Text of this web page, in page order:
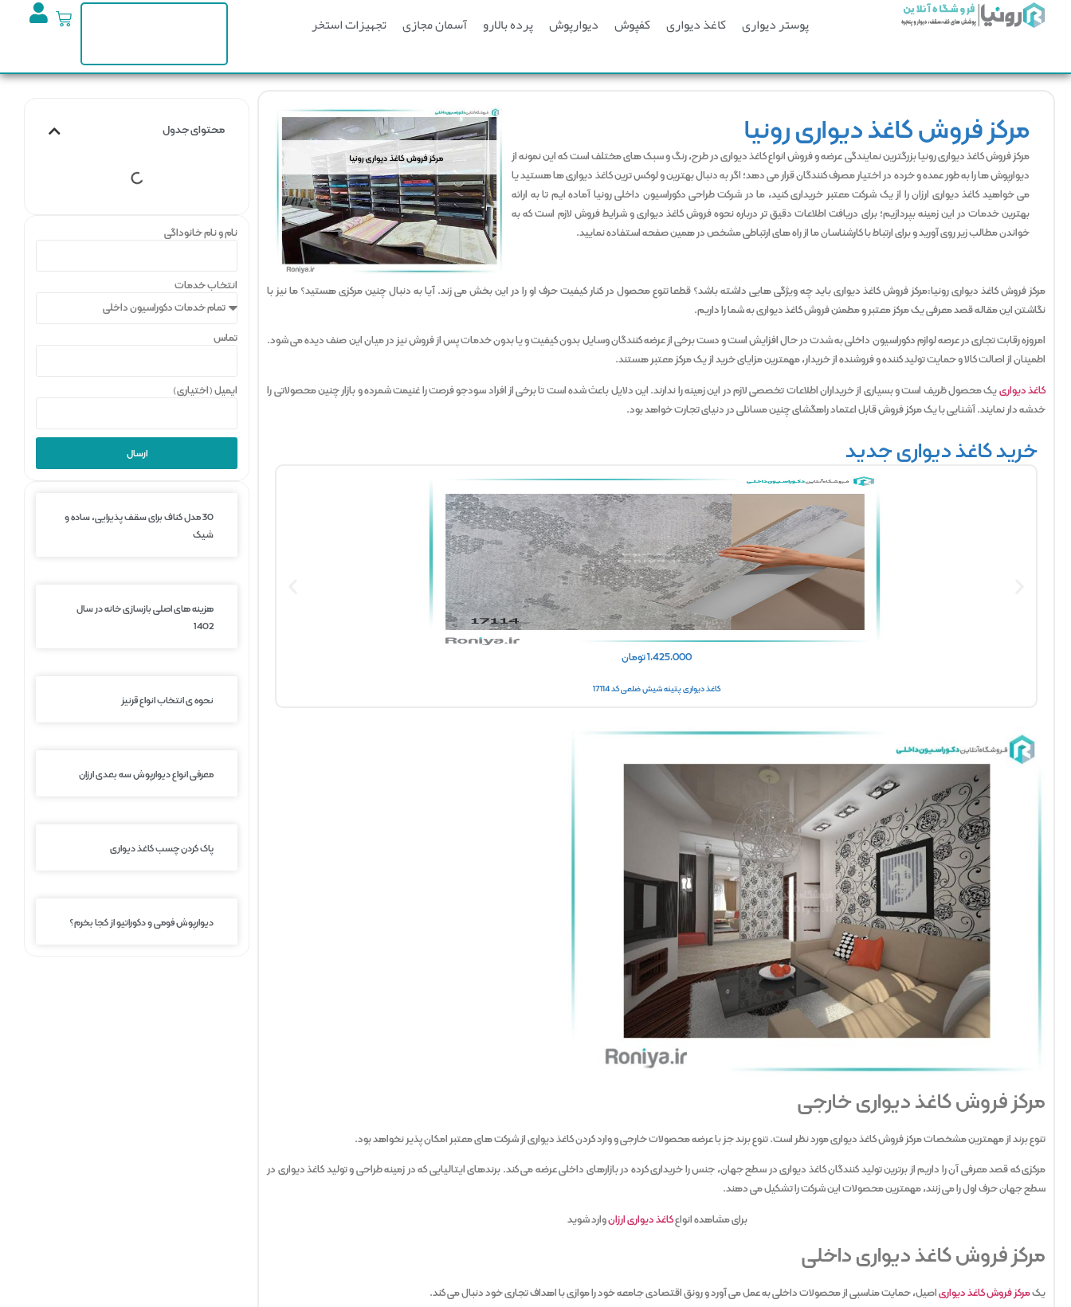
پوستر دیواری کاغذ دیواری کفپوش دیوارپوش پرده بالارو آسمان مجازی تجهیزات استخر
مرکز فروش کاغذ دیواری رونیا
مرکز فروش کاغذ دیواری رونیا بزرگترین نمایندگی عرضه و فروش انواع کاغذ دیواری در طرح، رنگ و سبک های مختلف است که این نمونه از
دیوارپوش ها را به طور عمده و خرده در اختیار مصرف کنندگان قرار می دهد؛ اگر به دنبال بهترین و لوکس ترین کاغذ دیواری ها هستید یا
می خواهید کاغذ دیواری ارزان را از یک شرکت معتبر خریداری کنید، ما در شرکت طراحی دکوراسیون داخلی رونیا آماده ایم تا به ارائه
بهترین خدمات در این زمینه بپردازیم؛ برای دریافت اطلاعات دقیق تر درباره نحوه فروش کاغذ دیواری و شرایط فروش لازم است که به
خواندن مطالب زیر روی آورید و برای ارتباط با کارشناسان ما از راه های ارتباطی مشخص در همین صفحه استفاده نمایید.
مرکز فروش کاغذ دیواری رونیا:مرکز فروش کاغذ دیواری باید چه ویژگی هایی داشته باشد؟ قطعا تنوع محصول در کنار کیفیت حرف او را در این بخش می زند. آیا به دنبال چنین مرکزی هستید؟ ما نیز با
نگاشتن این مقاله قصد معرفی یک مرکز معتبر و مطمئن فروش کاغذ دیواری به شما را داریم.
امروزه رقابت تجاری در عرصه لوازم دکوراسیون داخلی به شدت در حال افزایش است و دست برخی از عرضه کنندگان وسایل بدون کیفیت و یا بدون خدمات پس از فروش نیز در میان این صنف دیده می شود.
اطمینان از اصالت کالا و حمایت تولید کننده و فروشنده از خریدار، مهمترین مزایای خرید از یک مرکز معتبر هستند.
کاغذ دیوارییک محصول ظریف است و بسیاری از خریداران اطلاعات تخصصی لازم در این زمینه را ندارند. این دلایل باعث شده است تا برخی از افراد سودجو فرصت را غنیمت شمرده و بازار چنین محصولاتی را
خدشه دار نمایند. آشنایی با یک مرکز فروش قابل اعتماد راهگشای چنین مسائلی در دنیای تجارت خواهد بود.
خرید کاغذ دیواری جدید
1,425,000تومان
کاغذ دیواری پتینه شیش ضلعی کد 17114
مرکز فروش کاغذ دیواری خارجی
تنوع برند از مهمترین مشخصات مرکز فروش کاغذ دیواری مورد نظر است. تنوع برند جز با عرضه محصولات خارجی و وارد کردن کاغذ دیواری از شرکت های معتبر امکان پذیر نخواهد بود.
مرکزی که قصد معرفی آن را داریم از برترین تولید کنندگان کاغذ دیواری در سطح جهان، جنس را خریداری کرده در بازارهای داخلی عرضه می کند. برندهای ایتالیایی که در زمینه طراحی و تولید کاغذ دیواری در
سطح جهان حرف اول را می زنند، مهمترین محصولات این شرکت را تشکیل می دهند.
برای مشاهده انواعکاغذ دیواری ارزانوارد شوید
مرکز فروش کاغذ دیواری داخلی
یکمرکز فروش کاغذ دیواریاصیل، حمایت مناسبی از محصولات داخلی به عمل می آورد و رونق اقتصادی جامعه خود را موازی با اهداف تجاری خود دنبال می کند.
محتوای جدول
نام و نام خانوداگی
انتخاب خدمات
تماس
ایمیل (اختیاری)
ارسال
30 مدل کناف برای سقف پذیرایی، ساده و
شیک
هزینه های اصلی بازسازی خانه در سال
1402
نحوه ی انتخاب انواع قرنیز
معرفی انواع دیوارپوش سه بعدی ارزان
پاک کردن چسب کاغذ دیواری
دیوارپوش فومی و دکوراتیو از کجا بخرم؟